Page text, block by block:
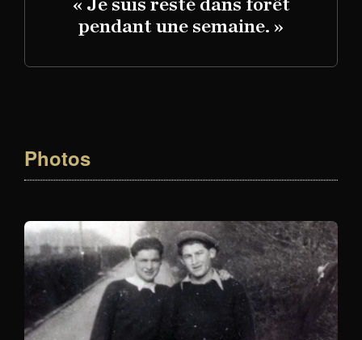
« Je suis resté dans forêt
pendant une semaine. »
Photos